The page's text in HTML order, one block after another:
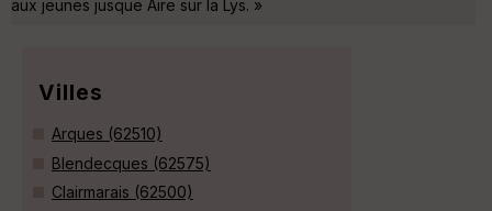
aux jeunes jusque Aire sur la Lys. »
Villes
Arques (62510)
Blendecques (62575)
Clairmarais (62500)